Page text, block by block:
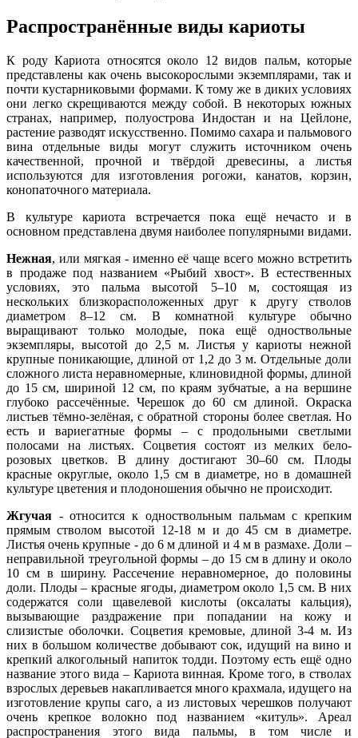
Распространённые виды кариоты
К роду Кариота относятся около 12 видов пальм, которые
представлены как очень высокорослыми экземплярами, так и
почти кустарниковыми формами. К тому же в диких условиях
они легко скрещиваются между собой. В некоторых южных
странах, например, полуострова Индостан и на Цейлоне,
растение разводят искусственно. Помимо сахара и пальмового
вина отдельные виды могут служить источником очень
качественной, прочной и твёрдой древесины, а листья
используются для изготовления рогожи, канатов, корзин,
конопаточного материала.
В культуре кариота встречается пока ещё нечасто и в
основном представлена двумя наиболее популярными видами.
Нежная, или мягкая - именно её чаще всего можно встретить
в продаже под названием «Рыбий хвост». В естественных
условиях, это пальма высотой 5–10 м, состоящая из
нескольких близкорасположенных друг к другу стволов
диаметром 8–12 см. В комнатной культуре обычно
выращивают только молодые, пока ещё одноствольные
экземпляры, высотой до 2,5 м. Листья у кариоты нежной
крупные поникающие, длиной от 1,2 до 3 м. Отдельные доли
сложного листа неравномерные, клиновидной формы, длиной
до 15 см, шириной 12 см, по краям зубчатые, а на вершине
глубоко рассечённые. Черешок до 60 см длиной. Окраска
листьев тёмно-зелёная, с обратной стороны более светлая. Но
есть и вариегатные формы – с продольными светлыми
полосами на листьях. Соцветия состоят из мелких бело-
розовых цветков. В длину достигают 30–60 см. Плоды
красные округлые, около 1,5 см в диаметре, но в домашней
культуре цветения и плодоношения обычно не происходит.
Жгучая - относится к одноствольным пальмам с крепким
прямым стволом высотой 12-18 м и до 45 см в диаметре.
Листья очень крупные - до 6 м длиной и 4 м в размахе. Доли –
неправильной треугольной формы – до 15 см в длину и около
10 см в ширину. Рассечение неравномерное, до половины
доли. Плоды – красные ягоды, диаметром около 1,5 см. В них
содержатся соли щавелевой кислоты (оксалаты кальция),
вызывающие раздражение при попадании на кожу и
слизистые оболочки. Соцветия кремовые, длиной 3-4 м. Из
них в большом количестве добывают сок, идущий на вино и
крепкий алкогольный напиток тодди. Поэтому есть ещё одно
название этого вида – Кариота винная. Кроме того, в стволах
взрослых деревьев накапливается много крахмала, идущего на
изготовление крупы саго, а из листовых черешков получают
очень крепкое волокно под названием «китуль». Ареал
распространения этого вида пальмы, в том числе и